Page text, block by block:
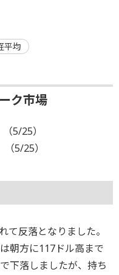
平均
ク市場
5/25）
5/25）
て反落となりました。
朝方に117ドル高まで
下落しましたが、持ち